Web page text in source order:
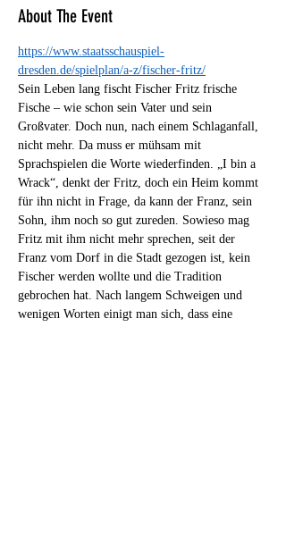
About The Event
https://www.staatsschauspiel-
dresden.de/spielplan/a-z/fischer-fritz/
Sein Leben lang fischt Fischer Fritz frische
Fische – wie schon sein Vater und sein
Großvater. Doch nun, nach einem Schlaganfall,
nicht mehr. Da muss er mühsam mit
Sprachspielen die Worte wiederfinden. „I bin a
Wrack“, denkt der Fritz, doch ein Heim kommt
für ihn nicht in Frage, da kann der Franz, sein
Sohn, ihm noch so gut zureden. Sowieso mag
Fritz mit ihm nicht mehr sprechen, seit der
Franz vom Dorf in die Stadt gezogen ist, kein
Fischer werden wollte und die Tradition
gebrochen hat. Nach langem Schweigen und
wenigen Worten einigt man sich, dass eine